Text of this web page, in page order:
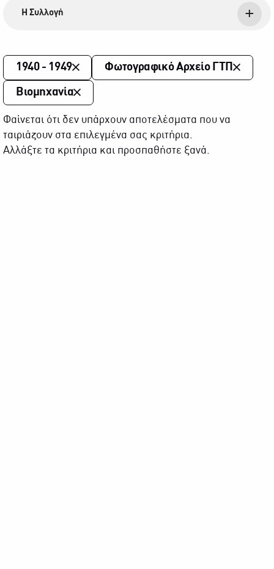
Η Συλλογή
1940 - 1949 Φωτογραφικό Αρχείο ΓΤΠ
Βιομηχανία
Φαίνεται ότι δεν υπάρχουν αποτελέσματα που να
ταιριάζουν στα επιλεγμένα σας κριτήρια.
Αλλάξτε τα κριτήρια και προσπαθήστε ξανά.